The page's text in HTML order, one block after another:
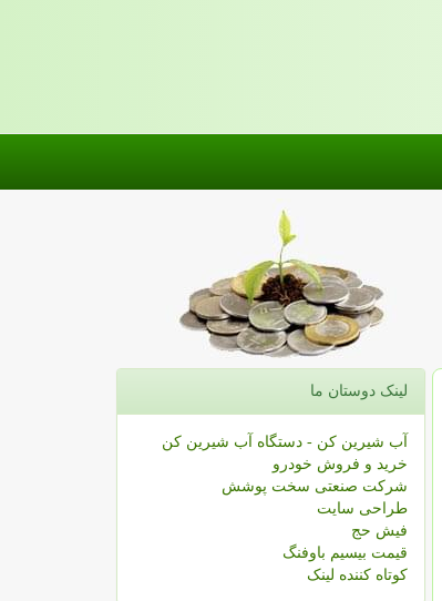
لینک دوستان ما
آب شیرین کن - دستگاه آب شیرین کن
خرید و فروش خودرو
شرکت صنعتی سخت پوشش
طراحی سایت
فیش حج
قیمت بیسیم باوفنگ
کوتاه کننده لینک